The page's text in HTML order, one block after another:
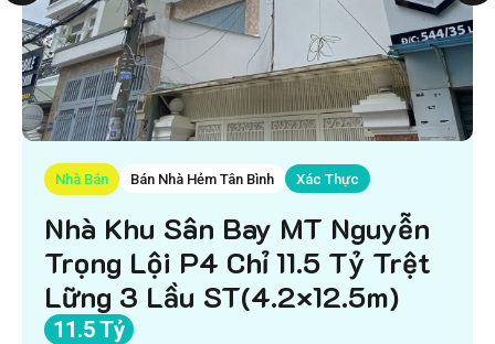
Nhà Bán Bán Nhà Hẻm Tân Bình Xác Thực
Nhà Khu Sân Bay MT Nguyễn
Trọng Lội P4 Chỉ 11.5 Tỷ Trệt
Lững 3 Lầu ST(4.2×12.5m)
11.5 Tỷ